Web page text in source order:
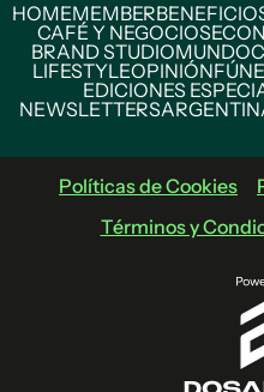
HOMEMEMBER
CAFÉ Y NEGOCIOS
BRAND STUDIOMUNDO
LIFESTYLEOPINIÓN
EDICIONES
NEWSLETTERS
Políticas de Cookies
Términos y